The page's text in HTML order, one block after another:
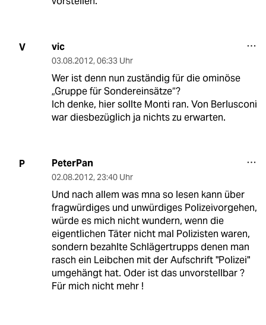
V vic
03.08.2012, 06:33 Uhr
Wer ist denn nun zuständig für die ominöse
„Gruppe für Sondereinsätze“?
Ich denke, hier sollte Monti ran. Von Berlusconi
war diesbezüglich ja nichts zu erwarten.
P PeterPan
02.08.2012, 23:40 Uhr
Und nach allem was mna so lesen kann über
fragwürdiges und unwürdiges Polizeivorgehen,
würde es mich nicht wundern, wenn die
eigentlichen Täter nicht mal Polizisten waren,
sondern bezahlte Schlägertrupps denen man
rasch ein Leibchen mit der Aufschrift "Polizei"
umgehängt hat. Oder ist das unvorstellbar ?
Für mich nicht mehr !